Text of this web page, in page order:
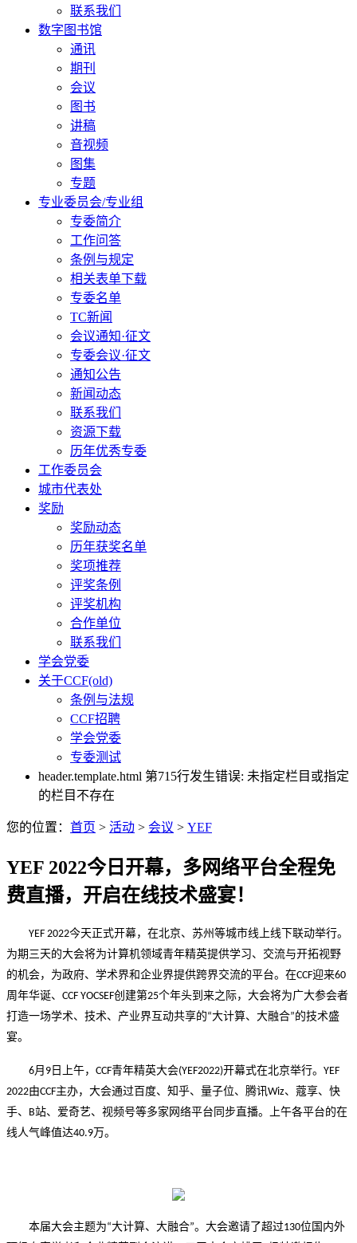
联系我们
数字图书馆
通讯
期刊
会议
图书
讲稿
音视频
图集
专题
专业委员会/专业组
专委简介
工作问答
条例与规定
相关表单下载
专委名单
TC新闻
会议通知·征文
专委会议·征文
通知公告
新闻动态
联系我们
资源下载
历年优秀专委
工作委员会
城市代表处
奖励
奖励动态
历年获奖名单
奖项推荐
评奖条例
评奖机构
合作单位
联系我们
学会党委
关于CCF(old)
条例与法规
CCF招聘
学会党委
专委测试
header.template.html 第715行发生错误: 未指定栏目或指定
的栏目不存在
您的位置： 首页 > 活动 > 会议 > YEF
YEF 2022今日开幕，多网络平台全程免
费直播，开启在线技术盛宴！
YEF 2022今天正式开幕，在北京、苏州等城市线上线下联动举行。
为期三天的大会将为计算机领域青年精英提供学习、交流与开拓视野
的机会，为政府、学术界和企业界提供跨界交流的平台。在CCF迎来60
周年华诞、 CCF YOCSEF创建第25个年头到来之际，大会将为广大参会者
打造一场学术、技术、产业界互动共享的“大计算、大融合”的技术盛
宴。
6月 9 日上午， CCF青年精英大会(YEF2022)开幕式在北京举行。 YEF
2022由CCF主办，大会通过百度、知乎、量子位、腾讯Wiz、蔻享、快
手、 B站、爱奇艺、视频号等多家网络平台同步直播。上午各平台的在
线人气峰值达40.9万。
本届大会主题为“大计算、大融合”。大会邀请了超过130位国内外